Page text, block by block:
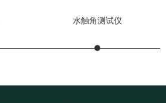
水触角测试仪